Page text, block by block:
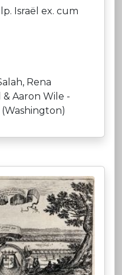
Israël ex. cum
Rena
& Aaron Wile -